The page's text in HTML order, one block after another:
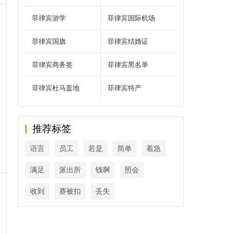
菲律宾游学 菲律宾国际机场
菲律宾国旗 菲律宾结婚证
菲律宾商务签 菲律宾黑名单
菲律宾杜马盖地 菲律宾特产
推荐标签
语言 员工 若是 简单 着急
满足 派出所 钱啊 照会
收到 赛被扣 丢失